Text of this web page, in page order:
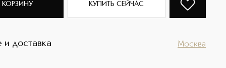
КОРЗИНУ КУПИТЬ СЕЙЧАС
и доставка Москва